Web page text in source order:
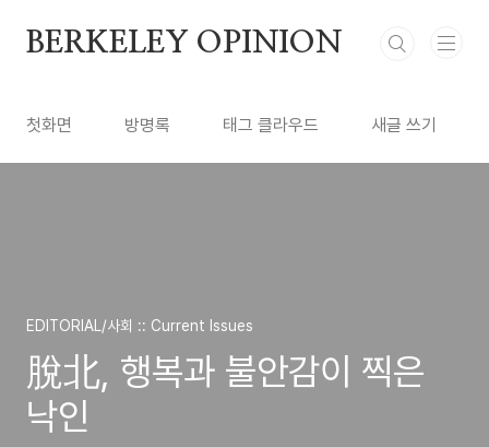
BERKELEY OPINION
첫화면 방명록 태그 클라우드 새글 쓰기
EDITORIAL/사회 :: Current Issues
脫北, 행복과 불안감이 찍은
낙인